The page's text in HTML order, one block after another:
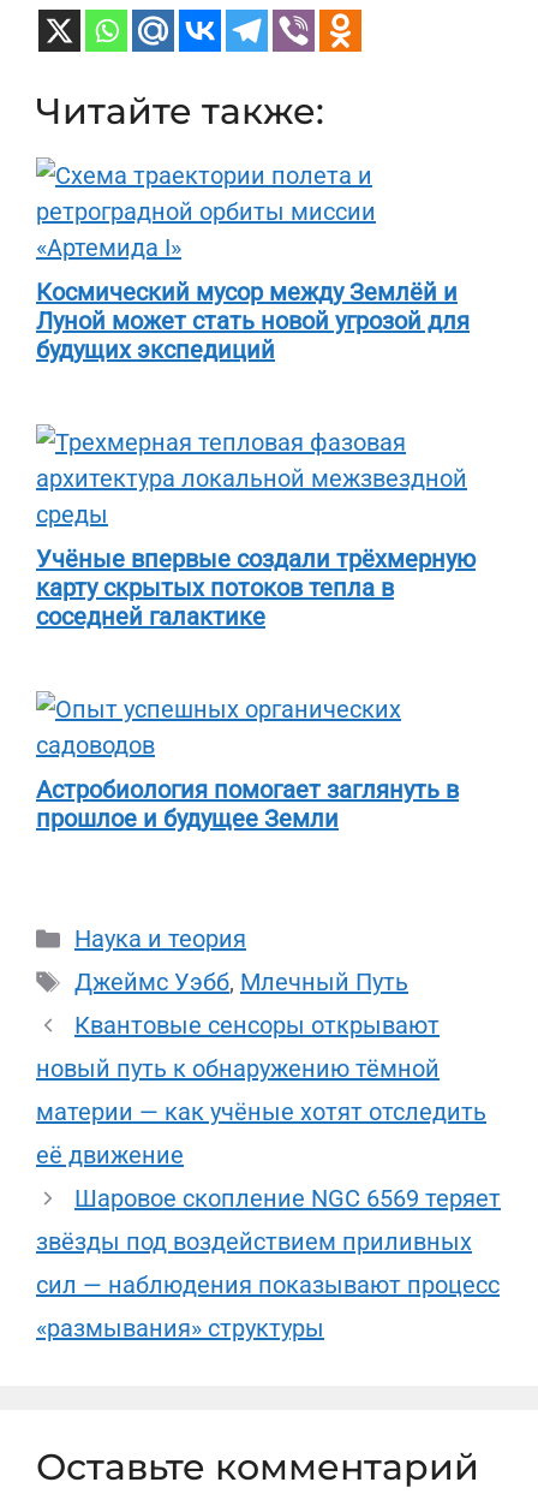
Читайте также:
Космический мусор между Землёй и
Луной может стать новой угрозой для
будущих экспедиций
Учёные впервые создали трёхмерную
карту скрытых потоков тепла в
соседней галактике
Астробиология помогает заглянуть в
прошлое и будущее Земли
Рубрики
Наука и теория
Метки
Джеймс Уэбб, Млечный Путь
Квантовые сенсоры открывают
новый путь к обнаружению тёмной
материи — как учёные хотят отследить
её движение
Шаровое скопление NGC 6569 теряет
звёзды под воздействием приливных
сил — наблюдения показывают процесс
«размывания» структуры
Оставьте комментарий